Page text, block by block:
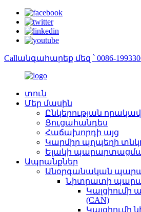
Callանգահարեք մեզ ՝ 0086-
տուն
Մեր մասին
Ընկերության
Ցուցահանդես
Հաճախորդի այց
Կարմիր պղպեղի
Ելակի
Ապրանքներ
Անօրգանական
Նիտրատի
Կալցիումի
(CAN)
Կալցիումի